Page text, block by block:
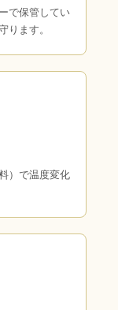
で保管してい
ります。
）で温度変化